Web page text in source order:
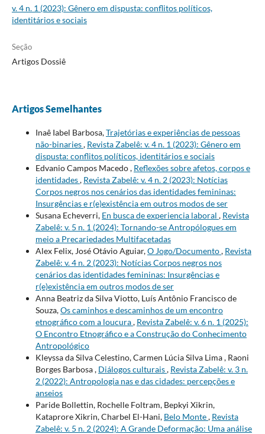
v. 4 n. 1 (2023): Gênero em dispusta: conflitos políticos,
identitários e sociais
Seção
Artigos Dossiê
Artigos Semelhantes
Inaê Iabel Barbosa,Trajetórias e experiências de pessoas
não-binaries, Revista Zabelê: v. 4 n. 1 (2023): Gênero em
dispusta: conflitos políticos, identitários e sociais
Edvanio Campos Macedo , Reflexões sobre afetos, corpos e
identidades, Revista Zabelê: v. 4 n. 2 (2023): Notícias
Corpos negros nos cenários das identidades femininas:
Insurgências e r(e)existência em outros modos de ser
Susana Echeverri, En busca de experiencia laboral , Revista
Zabelê: v. 5 n. 1 (2024): Tornando-se Antropólogues em
meio a Precariedades Multifacetadas
Alex Felix, José Otávio Aguiar,O Jogo/Documento, Revista
Zabelê: v. 4 n. 2 (2023): Notícias Corpos negros nos
cenários das identidades femininas: Insurgências e
r(e)existência em outros modos de ser
Anna Beatriz da Silva Viotto, Luís Antônio Francisco de
Souza,Os caminhos e descaminhos de um encontro
etnográfico com a loucura, Revista Zabelê: v. 6 n. 1 (2025):
O Encontro Etnográfico e a Construção do Conhecimento
Antropológico
Kleyssa da Silva Celestino, Carmen Lúcia Silva Lima , Raoni
Borges Barbosa , Diálogos culturais, Revista Zabelê: v. 3 n.
2 (2022): Antropologia nas e das cidades: percepções e
anseios
Paride Bollettin, Rochelle Foltram, Bepkyi Xikrin,
Kataprore Xikrin, Charbel El-Hani, Belo Monte, Revista
Zabelê: v. 5 n. 2 (2024): A Grande Deformação: Uma análise